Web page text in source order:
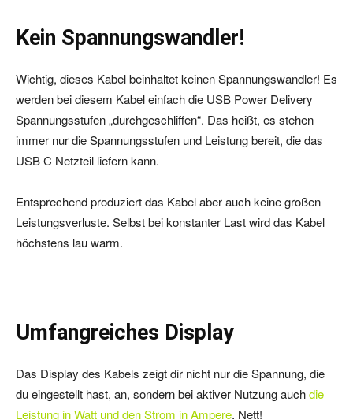
Kein Spannungswandler!
Wichtig, dieses Kabel beinhaltet keinen Spannungswandler! Es
werden bei diesem Kabel einfach die USB Power Delivery
Spannungsstufen „durchgeschliffen“. Das heißt, es stehen
immer nur die Spannungsstufen und Leistung bereit, die das
USB C Netzteil liefern kann.
Entsprechend produziert das Kabel aber auch keine großen
Leistungsverluste. Selbst bei konstanter Last wird das Kabel
höchstens lau warm.
Umfangreiches Display
Das Display des Kabels zeigt dir nicht nur die Spannung, die
du eingestellt hast, an, sondern bei aktiver Nutzung auchdie
Leistung in Watt und den Strom in Ampere. Nett!